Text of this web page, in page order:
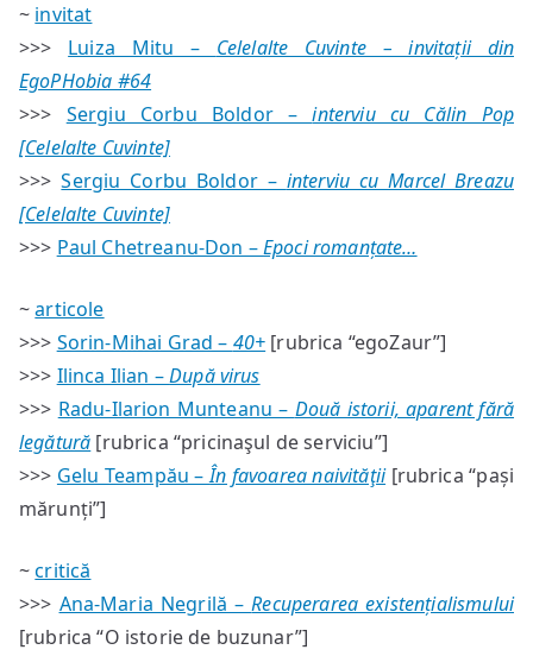
~ invitat
>>> Luiza Mitu – Celelalte Cuvinte – invitații din
EgoPHobia #64
>>> Sergiu Corbu Boldor –interviu cu Călin Pop
[Celelalte Cuvinte]
>>>Sergiu Corbu Boldor – interviu cu Marcel Breazu
[Celelalte Cuvinte]
>>> Paul Chetreanu-Don –Epoci romanțate…
~articole
>>> Sorin-Mihai Grad – 40+ [rubrica “egoZaur”]
>>> Ilinca Ilian –După virus
>>> Radu-Ilarion Munteanu – Două istorii, aparent fără
legătură [rubrica “pricinaşul de serviciu”]
>>> Gelu Teampău –În favoarea naivităţii[rubrica “pași
mărunți”]
~critică
>>> Ana-Maria Negrilă –Recuperarea existențialismului
[rubrica “O istorie de buzunar”]